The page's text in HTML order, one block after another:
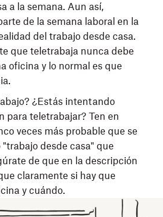
a la semana. Aun así,
de la semana laboral en la
del trabajo desde casa.
que teletrabaja nunca debe
oficina y lo normal es que
¿Estás intentando
para teletrabajar? Ten en
veces más probable que se
desde casa" que
de que en la descripción
claramente si hay que
y cuándo.